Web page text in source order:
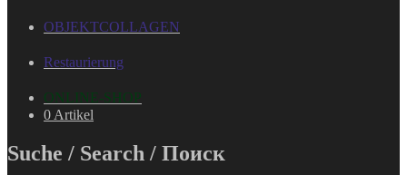
OBJEKTCOLLAGEN
Restaurierung
ONLINE-SHOP
0 Artikel
Suche / Search / Поиск